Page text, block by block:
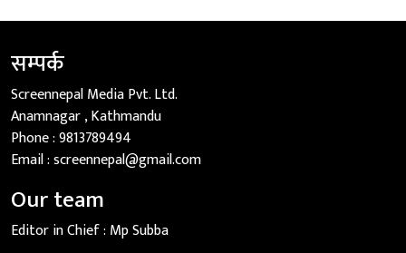
सम्पर्क
Screennepal Media Pvt. Ltd.
Anamnagar , Kathmandu
Phone :9813789494
Email :screennepal@gmail.com
Our team
Editor in Chief : Mp Subba